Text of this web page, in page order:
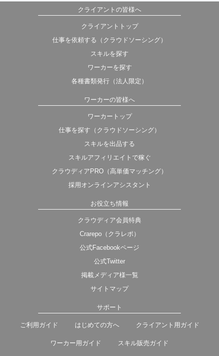
クライアントの皆様へ
クライアントトップ
仕事を依頼する（クラウドソーシング）
スキルを探す
ワーカーを探す
各種書類発行（法人限定）
ワーカーの皆様へ
ワーカートップ
仕事を探す（クラウドソーシング）
スキルを出品する
スキルアフィリエイトで稼ぐ
クラウディアPRO（高単価マッチング）
採用オンラインアシスタント
お役立ち情報
クラウディア会員特典
Crarepo（クラレポ）
公式Facebookページ
公式Twitter
掲載メディア様一覧
サイトマップ
サポート
ご利用ガイド はじめての方へ クライアント用ガイド
ワーカー用ガイド スキル販売ガイド